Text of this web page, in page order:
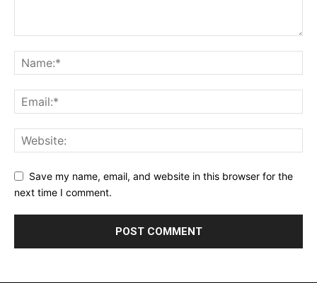
Save my name, email, and website in this browser for the
next time I comment.